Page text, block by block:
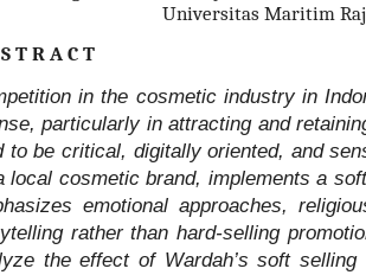
Universitas Maritim
T R A C T
in the cosmetic industry in
particularly in attracting and
to be critical, digitally oriented, and
local cosmetic brand, implements a
emotional approaches,
rather than hard-selling
the effect of Wardah’s soft